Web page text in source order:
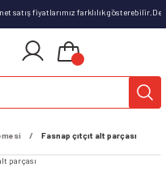
satış fiyatlarımız farklılık
Fasnap çıtçıt alt parçası